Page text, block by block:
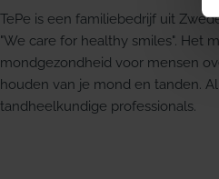
TePe is een familiebedrijf uit
"We care for healthy smiles". Het
mondgezondheid voor mensen
houden van je mond en tanden.
tandheelkundige professionals.